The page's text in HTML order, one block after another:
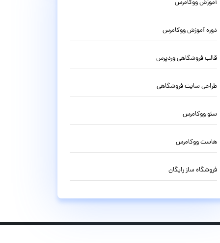
آموزش ووکامرس
دوره آموزش ووکامرس
قالب فروشگاهی وردپرس
طراحی سایت فروشگاهی
سئو ووکامرس
هاست ووکامرس
فروشگاه ساز رایگان